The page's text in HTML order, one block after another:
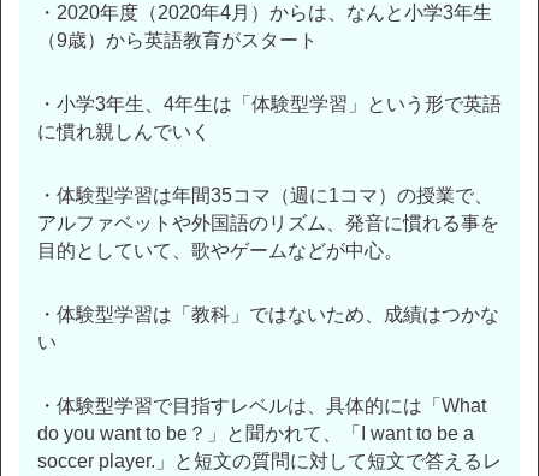
・2020年度（2020年4月）からは、なんと小学3年生
（9歳）から英語教育がスタート
・小学3年生、4年生は「体験型学習」という形で英語
に慣れ親しんでいく
・体験型学習は年間35コマ（週に1コマ）の授業で、
アルファベットや外国語のリズム、発音に慣れる事を
目的としていて、歌やゲームなどが中心。
・体験型学習は「教科」ではないため、成績はつかな
い
・体験型学習で目指すレベルは、具体的には「What
do you want to be？」と聞かれて、「I want to be a
soccer player.」と短文の質問に対して短文で答えるレ